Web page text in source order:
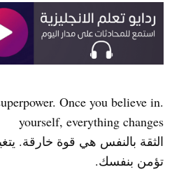
Once you believe in
yourself, everything changes
الثقة بالنفس هي قوة خارقة.
تؤمن بنفسك.